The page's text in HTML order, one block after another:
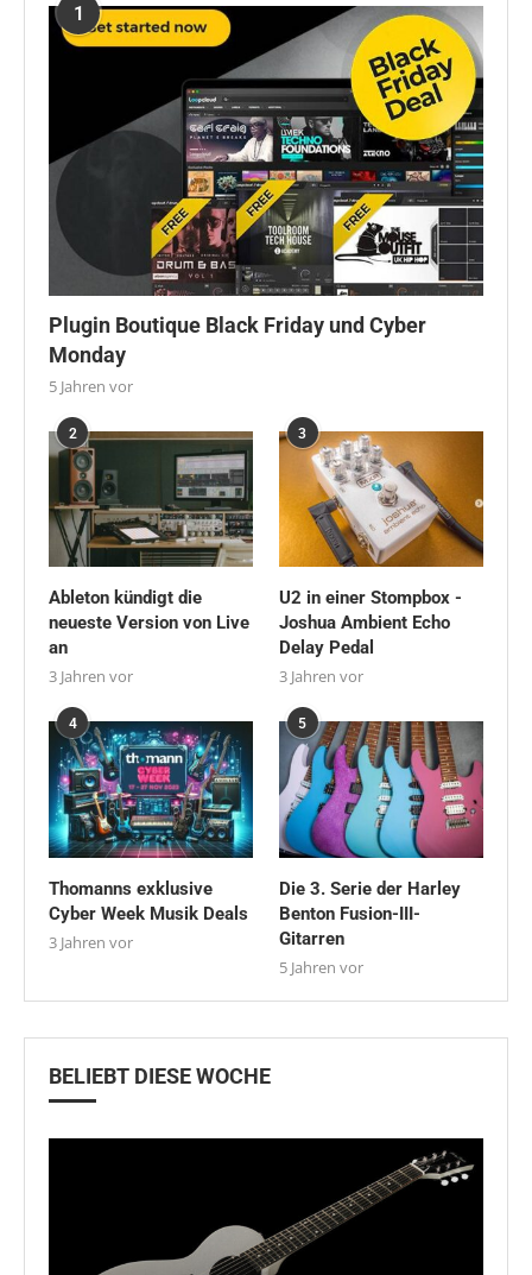
1
Plugin Boutique Black Friday und Cyber
Monday
5 Jahren vor
2
Ableton kündigt die
neueste Version von Live
an
3 Jahren vor
3
U2 in einer Stompbox -
Joshua Ambient Echo
Delay Pedal
3 Jahren vor
4
Thomanns exklusive
Cyber Week Musik Deals
3 Jahren vor
5
Die 3. Serie der Harley
Benton Fusion-III-
Gitarren
5 Jahren vor
BELIEBT DIESE WOCHE